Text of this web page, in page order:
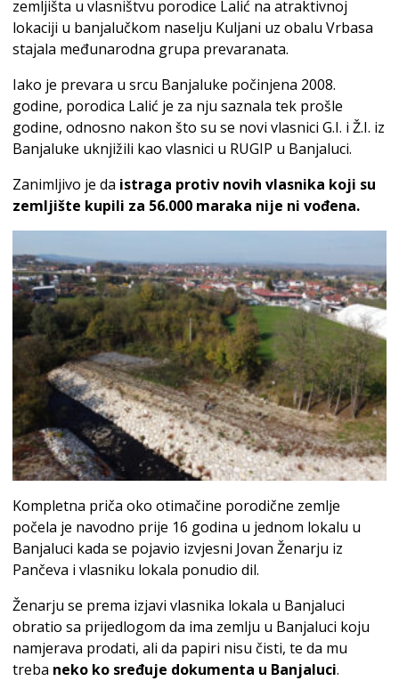
zemljišta u vlasništvu porodice Lalić na atraktivnoj
lokaciji u banjalučkom naselju Kuljani uz obalu Vrbasa
stajala međunarodna grupa prevaranata.
Iako je prevara u srcu Banjaluke počinjena 2008.
godine, porodica Lalić je za nju saznala tek prošle
godine, odnosno nakon što su se novi vlasnici G.I. i Ž.I. iz
Banjaluke uknjižili kao vlasnici u RUGIP u Banjaluci.
Zanimljivo je da istraga protiv novih vlasnika koji su
zemljište kupili za 56.000 maraka nije ni vođena.
Kompletna priča oko otimačine porodične zemlje
počela je navodno prije 16 godina u jednom lokalu u
Banjaluci kada se pojavio izvjesni Jovan Ženarju iz
Pančeva i vlasniku lokala ponudio dil.
Ženarju se prema izjavi vlasnika lokala u Banjaluci
obratio sa prijedlogom da ima zemlju u Banjaluci koju
namjerava prodati, ali da papiri nisu čisti, te da mu
treba neko ko sređuje dokumenta u Banjaluci.